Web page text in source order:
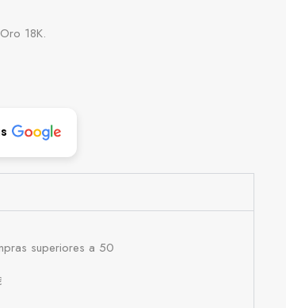
18K.
superiores a 50